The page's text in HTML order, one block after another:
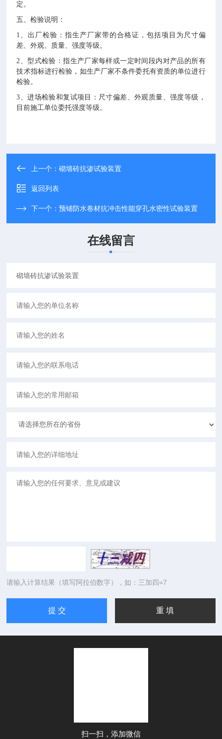
定。
五、检验说明：
1 、出厂检验：指生产厂家带的合格证，包括项目为尺寸偏
差、外观、质量、强度等级。
2、型式检验：指生产厂家每样或一定时间段内对产品的所有
技术指标进行检验，如生产厂家不条件委托有资质的单位进行
检验。
3、进场检验和复试项目：尺寸偏差、外观质量、强度等级，
目前施工单位委托强度等级。
上一个：砌墙砖抗渗试验装置
返回列表
下一个：预铺防水卷材抗冲击性能穿孔水密性试验装置
在线留言
请输入计算结果（填写阿拉伯数字），如：三加四=7
扫一扫，添加微信